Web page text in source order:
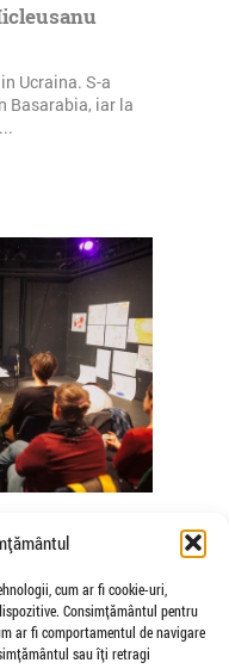
cum ar fi cookie-uri,
Consimțământul pentru
ar fi comportamentul de navigare
sau îți retragi
Ucraina. S-a
Basarabia, iar la
De Piante